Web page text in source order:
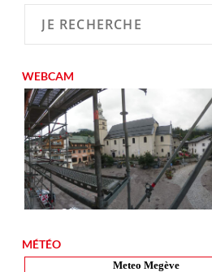
WEBCAM
MÉTÉO
Meteo Megève